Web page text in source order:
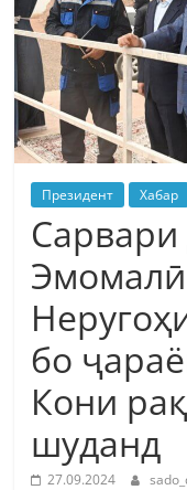
Президент Хабар
Сарвари
бо
Кони
шуданд
27.09.2024